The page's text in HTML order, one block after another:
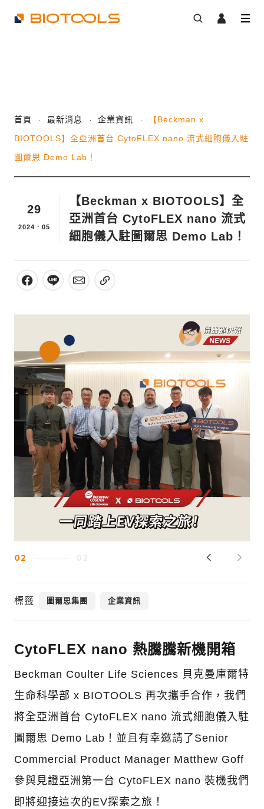
首頁 最新消息 企業資訊
【Beckman x
BIOTOOLS】全亞洲首台 CytoFLEX nano 流式細胞儀入駐
圖爾思 Demo Lab！
29
2024．05
【Beckman x BIOTOOLS】全
亞洲首台 CytoFLEX nano 流式
細胞儀入駐圖爾思 Demo Lab！
CytoFLEX nano 熱騰騰新機開箱
Beckman Coulter Life Sciences 貝克曼庫爾特
生命科學部 x BIOTOOLS 再次攜手合作，我們
將全亞洲首台 CytoFLEX nano 流式細胞儀入駐
圖爾思 Demo Lab！並且有幸邀請了Senior
Commercial Product Manager Matthew Goff
參與見證亞洲第一台 CytoFLEX nano 裝機我們
即將迎接這次的EV探索之旅！
02
標籤 圖爾思集團 企業資訊